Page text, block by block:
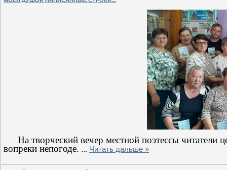
На творческий вечер местной поэтессычитатели
вопреки непогоде. ... Читать дальше »